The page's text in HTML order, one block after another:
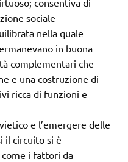
consentiva di
sociale
nella quale
in buona
complementari che
e una costruzione di
ricca di funzioni e
e l’emergere delle
il circuito si è
i fattori da